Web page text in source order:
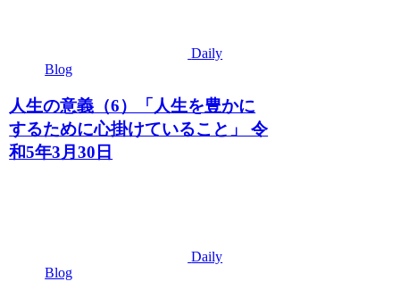
Daily
Blog
人生の意義（6）「人生を豊かに
するために心掛けていること」 令
和5年3月30日
Daily
Blog